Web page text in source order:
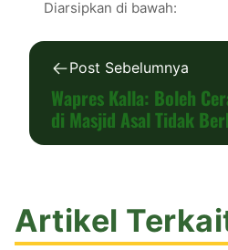
Diarsipkan di bawah:
Post Sebelumnya
Wapres Kalla: Boleh
di Masjid Asal Tidak
Artikel